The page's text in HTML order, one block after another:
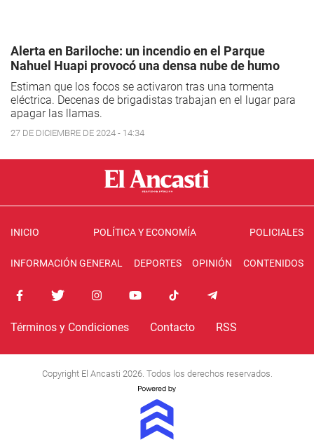
Alerta en Bariloche: un incendio en el Parque
Nahuel Huapi provocó una densa nube de humo
Estiman que los focos se activaron tras una tormenta
eléctrica. Decenas de brigadistas trabajan en el lugar para
apagar las llamas.
27 DE DICIEMBRE DE 2024 - 14:34
INICIO POLÍTICA Y ECONOMÍA POLICIALES
INFORMACIÓN GENERAL DEPORTES OPINIÓN CONTENIDOS
Términos y Condiciones Contacto RSS
Copyright El Ancasti 2026. Todos los derechos reservados.